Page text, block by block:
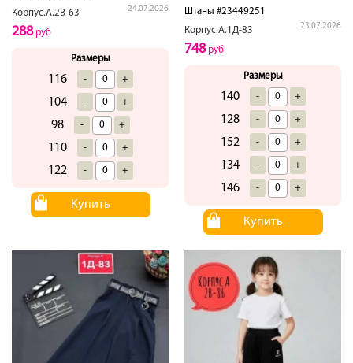
Корпус.А.2В-63
24.07.2026
288руб
Размеры
116 - +
104 - +
98 - +
110 - +
122 - +
Купить
Штаны #23449251
Корпус.А.1Д-83
23.07.2026
748руб
Размеры
140 - +
128 - +
152 - +
134 - +
146 - +
Купить